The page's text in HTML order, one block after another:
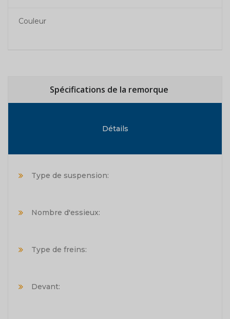
Couleur
Spécifications de la remorque
Détails
Type de suspension:
Nombre d'essieux:
Type de freins:
Devant: